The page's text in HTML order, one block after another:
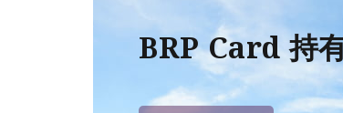
BRP Card 持